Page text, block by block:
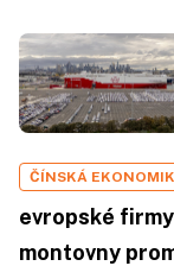
ČÍNSKÁ
evropské
montovny